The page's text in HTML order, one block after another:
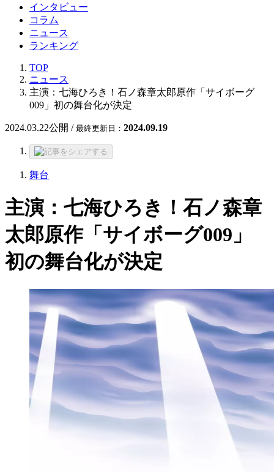
インタビュー
コラム
ニュース
ランキング
TOP
ニュース
主演：七海ひろき！石ノ森章太郎原作「サイボーグ
009」初の舞台化が決定
2024.03.22公開 / 最終更新日： 2024.09.19
舞台
主演：七海ひろき！石ノ森章
太郎原作「サイボーグ009」
初の舞台化が決定